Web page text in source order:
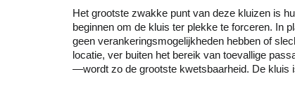
Het grootste zwakke punt van deze kluizen is
beginnen om de kluis ter plekke te forceren. In
geen verankeringsmogelijkheden hebben of
locatie, ver buiten het bereik van toevallige
—wordt zo de grootste kwetsbaarheid. De kluis